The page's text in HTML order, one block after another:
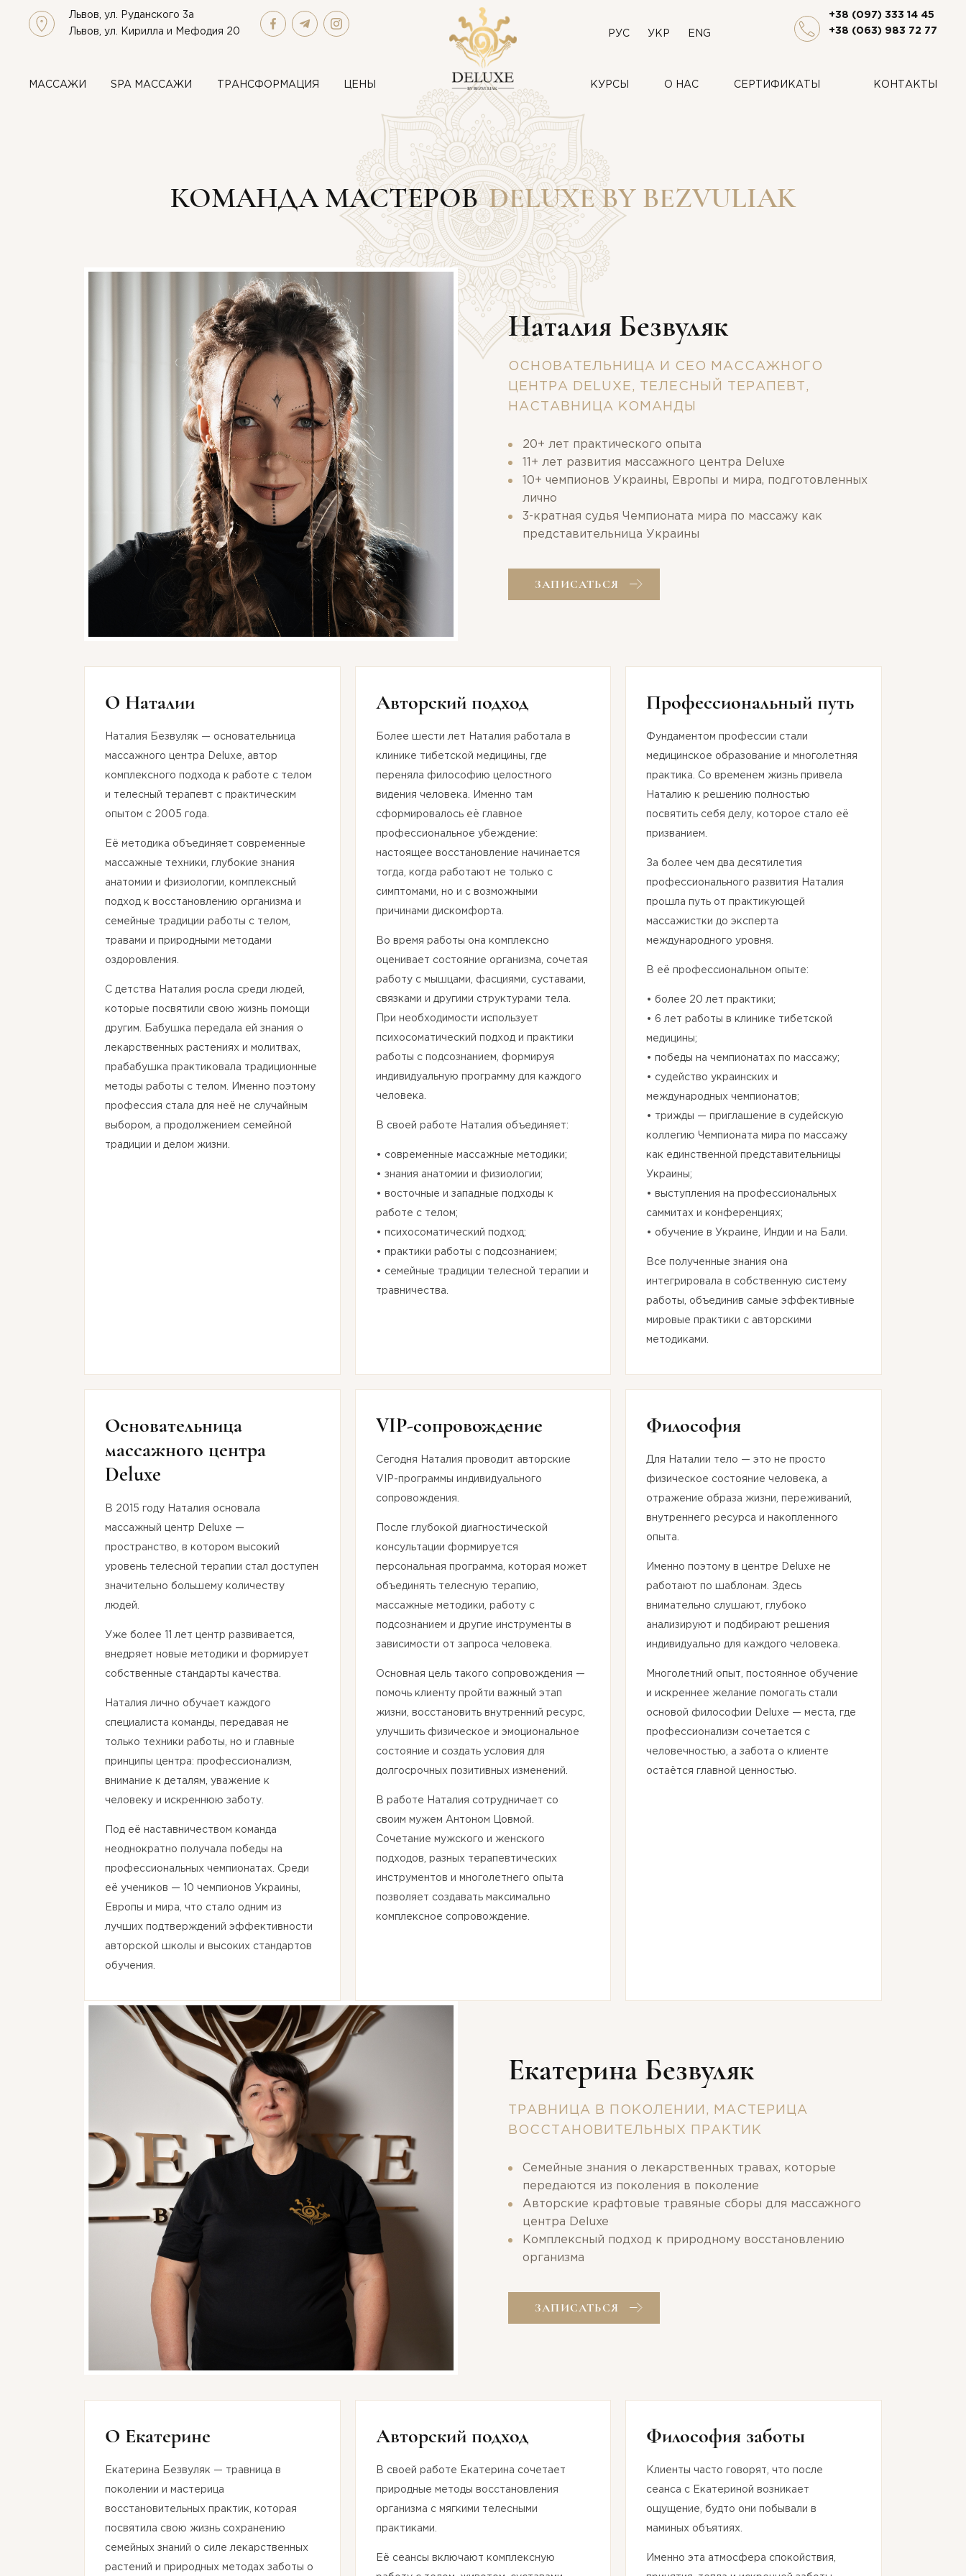
Львов, ул. Руданского 3а
Львов, ул. Кирилла и Мефодия 20
МАСCАЖИ SPA МАССАЖИ ТРАНСФОРМАЦИЯ ЦЕНЫ
РУС УКР ENG
+38 (097) 333 14 45
+38 (063) 983 72 77
КУРСЫ О НАС СЕРТИФИКАТЫ КОНТАКТЫ
КОМАНДА МАСТЕРОВ DELUXE BY BEZVULIAK
Наталия Безвуляк
ОСНОВАТЕЛЬНИЦА И CEO МАССАЖНОГО
ЦЕНТРА DELUXE, ТЕЛЕСНЫЙ ТЕРАПЕВТ,
НАСТАВНИЦА КОМАНДЫ
20+ лет практического опыта
11+ лет развития массажного центра Deluxe
10+ чемпионов Украины, Европы и мира, подготовленных
лично
3-кратная судья Чемпионата мира по массажу как
представительница Украины
ЗАПИСАТЬСЯ
О Наталии
Наталия Безвуляк — основательница
массажного центра Deluxe, автор
комплексного подхода к работе с телом
и телесный терапевт с практическим
опытом с 2005 года.
Её методика объединяет современные
массажные техники, глубокие знания
анатомии и физиологии, комплексный
подход к восстановлению организма и
семейные традиции работы с телом,
травами и природными методами
оздоровления.
С детства Наталия росла среди людей,
которые посвятили свою жизнь помощи
другим. Бабушка передала ей знания о
лекарственных растениях и молитвах,
прабабушка практиковала традиционные
методы работы с телом. Именно поэтому
профессия стала для неё не случайным
выбором, а продолжением семейной
традиции и делом жизни.
Авторский подход
Более шести лет Наталия работала в
клинике тибетской медицины, где
переняла философию целостного
видения человека. Именно там
сформировалось её главное
профессиональное убеждение:
настоящее восстановление начинается
тогда, когда работают не только с
симптомами, но и с возможными
причинами дискомфорта.
Во время работы она комплексно
оценивает состояние организма, сочетая
работу с мышцами, фасциями, суставами,
связками и другими структурами тела.
При необходимости использует
психосоматический подход и практики
работы с подсознанием, формируя
индивидуальную программу для каждого
человека.
В своей работе Наталия объединяет:
• современные массажные методики;
• знания анатомии и физиологии;
• восточные и западные подходы к
работе с телом;
• психосоматический подход;
• практики работы с подсознанием;
• семейные традиции телесной терапии и
травничества.
Профессиональный путь
Фундаментом профессии стали
медицинское образование и многолетняя
практика. Со временем жизнь привела
Наталию к решению полностью
посвятить себя делу, которое стало её
призванием.
За более чем два десятилетия
профессионального развития Наталия
прошла путь от практикующей
массажистки до эксперта
международного уровня.
В её профессиональном опыте:
• более 20 лет практики;
• 6 лет работы в клинике тибетской
медицины;
• победы на чемпионатах по массажу;
• судейство украинских и
международных чемпионатов;
• трижды — приглашение в судейскую
коллегию Чемпионата мира по массажу
как единственной представительницы
Украины;
• выступления на профессиональных
саммитах и конференциях;
• обучение в Украине, Индии и на Бали.
Все полученные знания она
интегрировала в собственную систему
работы, объединив самые эффективные
мировые практики с авторскими
методиками.
Основательница
массажного центра
Deluxe
В 2015 году Наталия основала
массажный центр Deluxe —
пространство, в котором высокий
уровень телесной терапии стал доступен
значительно большему количеству
людей.
Уже более 11 лет центр развивается,
внедряет новые методики и формирует
собственные стандарты качества.
Наталия лично обучает каждого
специалиста команды, передавая не
только техники работы, но и главные
принципы центра: профессионализм,
внимание к деталям, уважение к
человеку и искреннюю заботу.
Под её наставничеством команда
неоднократно получала победы на
профессиональных чемпионатах. Среди
её учеников — 10 чемпионов Украины,
Европы и мира, что стало одним из
лучших подтверждений эффективности
авторской школы и высоких стандартов
обучения.
VIP-сопровождение
Сегодня Наталия проводит авторские
VIP-программы индивидуального
сопровождения.
После глубокой диагностической
консультации формируется
персональная программа, которая может
объединять телесную терапию,
массажные методики, работу с
подсознанием и другие инструменты в
зависимости от запроса человека.
Основная цель такого сопровождения —
помочь клиенту пройти важный этап
жизни, восстановить внутренний ресурс,
улучшить физическое и эмоциональное
состояние и создать условия для
долгосрочных позитивных изменений.
В работе Наталия сотрудничает со
своим мужем Антоном Цовмой.
Сочетание мужского и женского
подходов, разных терапевтических
инструментов и многолетнего опыта
позволяет создавать максимально
комплексное сопровождение.
Философия
Для Наталии тело — это не просто
физическое состояние человека, а
отражение образа жизни, переживаний,
внутреннего ресурса и накопленного
опыта.
Именно поэтому в центре Deluxe не
работают по шаблонам. Здесь
внимательно слушают, глубоко
анализируют и подбирают решения
индивидуально для каждого человека.
Многолетний опыт, постоянное обучение
и искреннее желание помогать стали
основой философии Deluxe — места, где
профессионализм сочетается с
человечностью, а забота о клиенте
остаётся главной ценностью.
Екатерина Безвуляк
ТРАВНИЦА В ПОКОЛЕНИИ, МАСТЕРИЦА
ВОССТАНОВИТЕЛЬНЫХ ПРАКТИК
Семейные знания о лекарственных травах, которые
передаются из поколения в поколение
Авторские крафтовые травяные сборы для массажного
центра Deluxe
Комплексный подход к природному восстановлению
организма
ЗАПИСАТЬСЯ
О Екатерине
Екатерина Безвуляк — травница в
поколении и мастерица
восстановительных практик, которая
посвятила свою жизнь сохранению
семейных знаний о силе лекарственных
растений и природных методах заботы о
Авторский подход
В своей работе Екатерина сочетает
природные методы восстановления
организма с мягкими телесными
практиками.
Её сеансы включают комплексную
Философия заботы
Клиенты часто говорят, что после
сеанса с Екатериной возникает
ощущение, будто они побывали в
маминых объятиях.
Именно эта атмосфера спокойствия,
СПАСИБО ЗА ВАШУ